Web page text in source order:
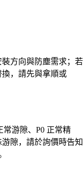
方向與防塵需求；若
，請先與拿順或
常游隙、P0 正常精
隙，請於詢價時告知